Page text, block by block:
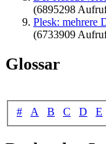
(6895298
Plesk: mehrere
(6733909
Glossar
# A B C D E